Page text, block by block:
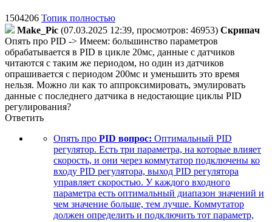
1504206 Топик полностью
Make_Pic (07.03.2025 12:39, просмотров: 46953) Cкpипaч
Опять про PID -> Имеем: большинство параметров
обрабатывается в PID в цикле 20мс, данные с датчиков
читаются с таким же периодом, но один из датчиков
опрашивается с периодом 200мс и уменьшить это время
нельзя. Можно ли как то аппроксимировать, эмулировать
данные с последнего датчика в недостающие циклы PID
регулирования?
Ответить
Опять про PID вопрос: Оптимальный PID
регулятор. Есть три параметра, на которые влияет
скорость, и они через коммутатор подключены ко
входу PID регулятора, выход PID регулятора
управляет скоростью. У каждого входного
параметра есть оптимальный диапазон значений и
чем значение больше, тем лучше. Коммутатор
должен определить и подключить тот параметр,